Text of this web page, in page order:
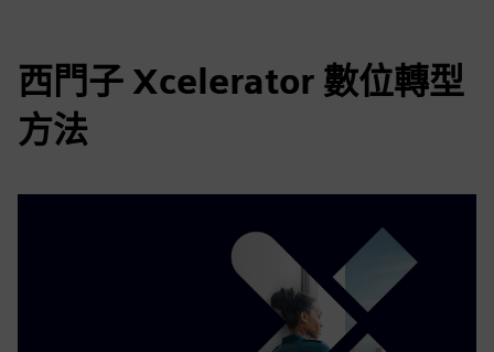
西門子 Xcelerator 數位轉型
方法